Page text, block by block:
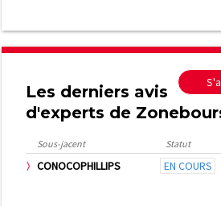
Les derniers avis
d'experts de
Sous-jacent Statut
CONOCOPHILLIPS EN COURS